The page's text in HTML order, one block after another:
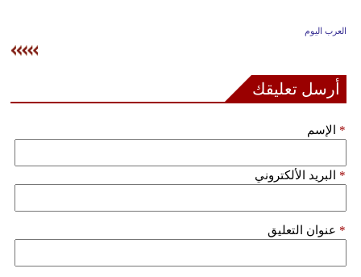
تعليم
علوم
وتكنولوجيا
العرب اليوم
أرسل تعليقك
الإسم *
البريد الألكتروني *
عنوان التعليق *